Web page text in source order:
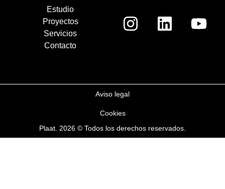
Estudio
Proyectos
Servicios
Contacto
Aviso legal
Cookies
Plaat. 2026 © Todos los derechos reservados.